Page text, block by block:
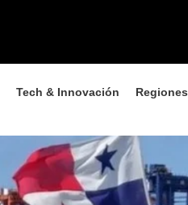
Tech & Innovación Regiones